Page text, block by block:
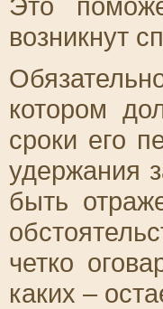
возникнут
котором
сроки его
удержания
быть
четко
каких –